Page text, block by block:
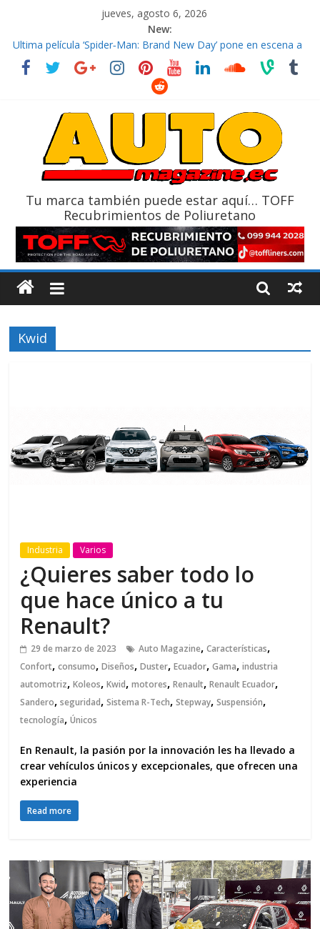
jueves, agosto 6, 2026
New:
El costo de tener un vehículo gana protagonismo a la hora de
decidir
Ultima película ‘Spider‑Man: Brand New Day’ pone en escena a
La Vuelta al Ecuador 2026, edición 47ª, recorre 7 provincias en 8
La FEDAK recibe 12 Sinotruk Bolden para cubrir las rutas de La
Tu marca también puede estar aquí… TOFF
Recubrimientos de Poliuretano
Kwid
Industria Varios
¿Quieres saber todo lo
que hace único a tu
Renault?
29 de marzo de 2023 Auto Magazine,Características,
Confort,consumo,Diseños,Duster,Ecuador,Gama,industria
automotriz,Koleos,Kwid,motores,Renault,Renault Ecuador,
Sandero,seguridad,Sistema R-Tech,Stepway,Suspensión,
tecnología,Únicos
En Renault, la pasión por la innovación les ha llevado a
crear vehículos únicos y excepcionales, que ofrecen una
experiencia
Read more